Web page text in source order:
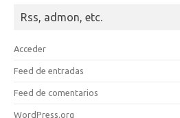
Rss, admon, etc.
Acceder
Feed de entradas
Feed de comentarios
WordPress.org